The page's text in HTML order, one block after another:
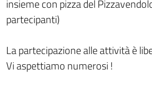
insieme con pizza del
partecipanti)
La partecipazione alle attività è
Vi aspettiamo numerosi !